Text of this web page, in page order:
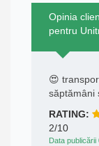
Opinia
pentru
😍
săptămâni
RATING:
2/10
Data publicării